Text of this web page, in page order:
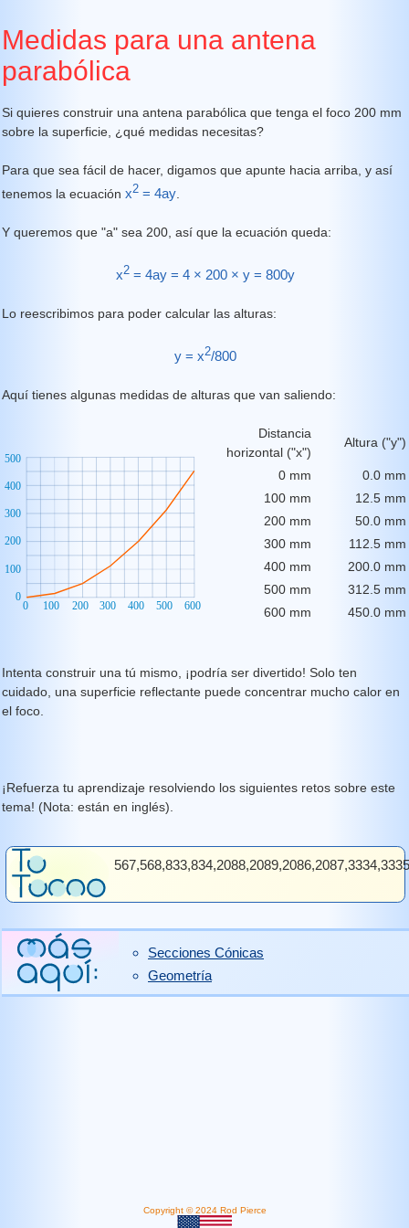
Medidas para una antena
parabólica
Si quieres construir una antena parabólica que tenga el foco 200 mm
sobre la superficie, ¿qué medidas necesitas?
Para que sea fácil de hacer, digamos que apunte hacia arriba, y así
tenemos la ecuación x2 = 4ay
Y queremos que "a" sea 200, así que la ecuación queda:
x2 = 4ay = 4 × 200 × y = 800y
Lo reescribimos para poder calcular las alturas:
y = x2/800
Aquí tienes algunas medidas de alturas que van saliendo:
Distancia
horizontal ("x")
Altura ("y")
0 mm
0.0 mm
100 mm
12.5 mm
200 mm
50.0 mm
300 mm
112.5 mm
400 mm
200.0 mm
500 mm
312.5 mm
600 mm
450.0 mm
Intenta construir una tú mismo, ¡podría ser divertido! Solo ten
cuidado, una superficie reflectante puede concentrar mucho calor en
el foco.
¡Refuerza tu aprendizaje resolviendo los siguientes retos sobre este
tema! (Nota: están en inglés).
Secciones Cónicas
Geometría
Copyright © 2024 Rod Pierce